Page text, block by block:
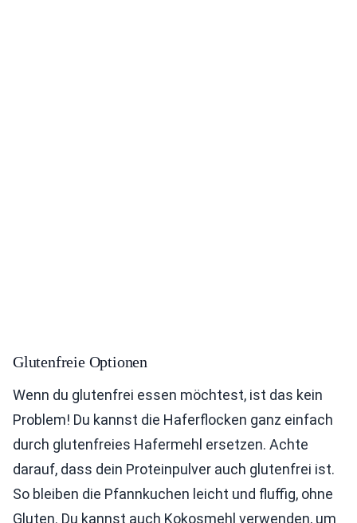
Glutenfreie Optionen
Wenn du glutenfrei essen möchtest, ist das kein
Problem! Du kannst die Haferflocken ganz einfach
durch glutenfreies Hafermehl ersetzen. Achte
darauf, dass dein Proteinpulver auch glutenfrei ist.
So bleiben die Pfannkuchen leicht und fluffig, ohne
Gluten. Du kannst auch Kokosmehl verwenden, um